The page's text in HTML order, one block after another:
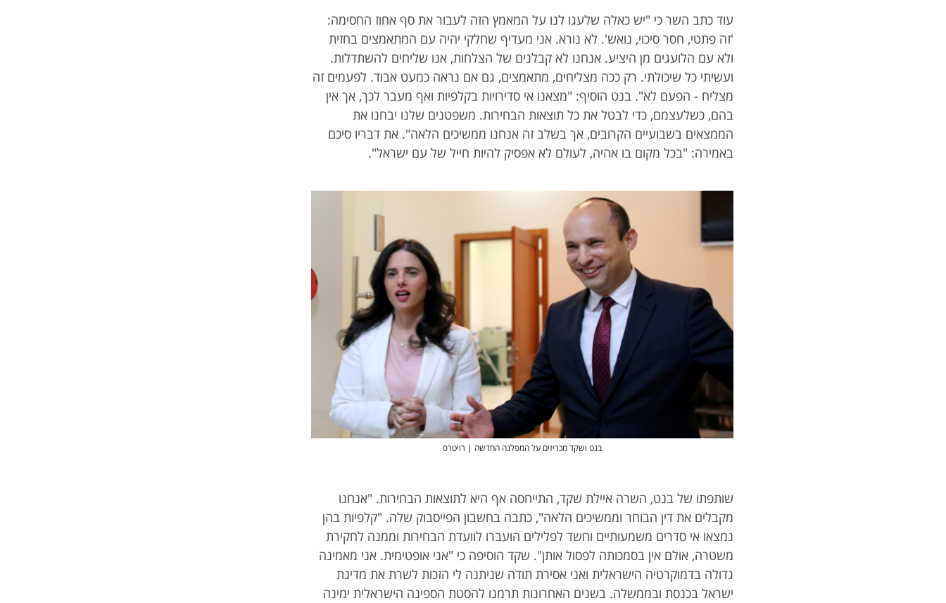
עוד כתב השר כי "יש כאלה שלעגו לנו על המאמץ הזה לעבור את סף אחוז החסימה:
'זה פתטי, חסר סיכוי, נואש'. לא נורא. אני מעדיף שחלקי יהיה עם המתאמצים בחזית
ולא עם הלועגים מן היציע. אנחנו לא קבלנים של הצלחות, אנו שליחים להשתדלות.
ועשיתי כל שיכולתי. רק ככה מצליחים, מתאמצים, גם אם נראה כמעט אבוד. לפעמים זה
מצליח - הפעם לא". בנט הוסיף: "מצאנו אי סדירויות בקלפיות ואף מעבר לכך, אך אין
בהם, כשלעצמם, כדי לבטל את כל תוצאות הבחירות. משפטנים שלנו יבחנו את
הממצאים בשבועיים הקרובים, אך בשלב זה אנחנו ממשיכים הלאה". את דבריו סיכם
באמירה: "בכל מקום בו אהיה, לעולם לא אפסיק להיות חייל של עם ישראל".
בנט ושקד מכריזים על המפלגה החדשה | רויטרס
שותפתו של בנט, השרה איילת שקד, התייחסה אף היא לתוצאות הבחירות. "אנחנו
מקבלים את דין הבוחר וממשיכים הלאה", כתבה בחשבון הפייסבוק שלה. "קלפיות בהן
נמצאו אי סדרים משמעותיים וחשד לפלילים הועברו לוועדת הבחירות וממנה לחקירת
משטרה, אולם אין בסמכותה לפסול אותן". שקד הוסיפה כי "אני אופטימית. אני מאמינה
גדולה בדמוקרטיה הישראלית ואני אסירת תודה שניתנה לי הזכות לשרת את מדינת
ישראל בכנסת ובממשלה. בשנים האחרונות תרמנו להסטת הספינה הישראלית ימינה